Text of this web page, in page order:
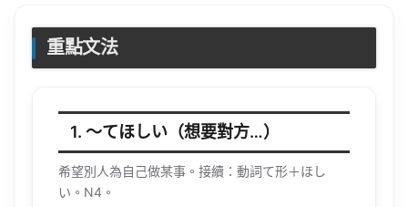
重點文法
1. 〜てほしい（想要對方…）
希望別人為自己做某事。接續：動詞て形＋ほし
い。N4。